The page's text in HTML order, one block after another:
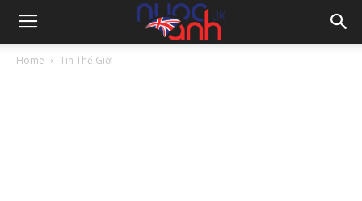
Home Tin Thế Giới